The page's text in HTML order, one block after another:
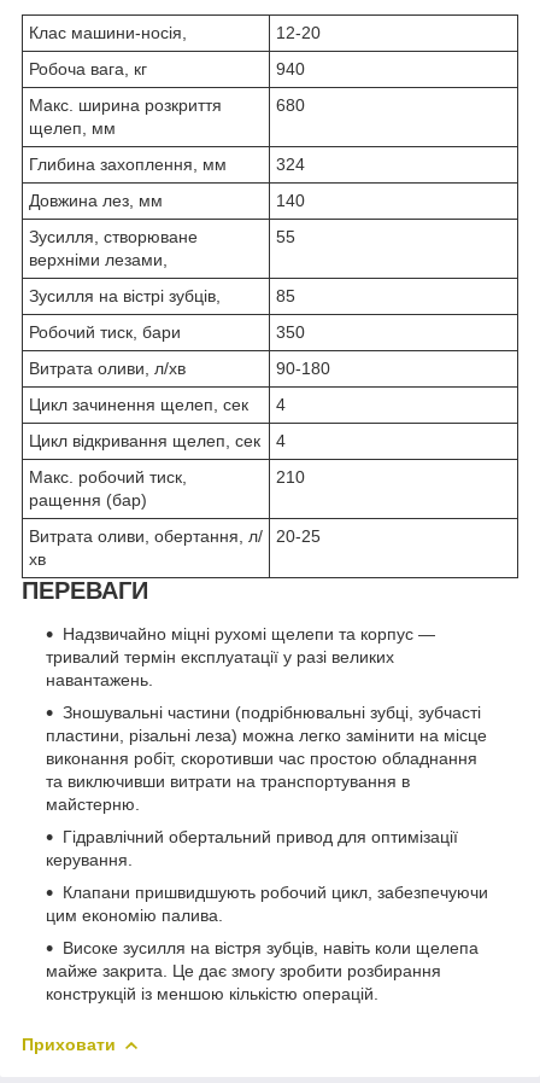
Клас машини-носія,
12-20
Робоча вага, кг
940
Макс. ширина розкриття
щелеп, мм
680
Глибина захоплення, мм
324
Довжина лез, мм
140
Зусилля, створюване
верхніми лезами,
55
Зусилля на вістрі зубців,
85
Робочий тиск, бари
350
Витрата оливи, л/хв
90-180
Цикл зачинення щелеп, сек
4
Цикл відкривання щелеп, сек
4
Макс. робочий тиск,
ращення (бар)
210
Витрата оливи, обертання, л/
хв
20-25
ПЕРЕВАГИ
Надзвичайно міцні рухомі щелепи та корпус —
тривалий термін експлуатації у разі великих
навантажень.
Зношувальні частини (подрібнювальні зубці, зубчасті
пластини, різальні леза) можна легко замінити на місце
виконання робіт, скоротивши час простою обладнання
та виключивши витрати на транспортування в
майстерню.
Гідравлічний обертальний привод для оптимізації
керування.
Клапани пришвидшують робочий цикл, забезпечуючи
цим економію палива.
Високе зусилля на вістря зубців, навіть коли щелепа
майже закрита. Це дає змогу зробити розбирання
конструкцій із меншою кількістю операцій.
Приховати